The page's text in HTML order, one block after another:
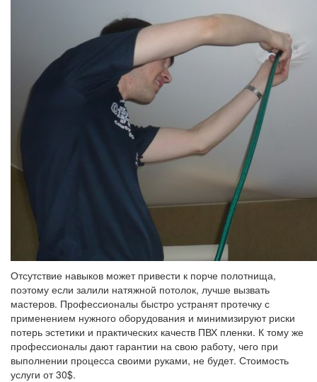
Отсутствие навыков может привести к порче полотнища,
поэтому если залили натяжной потолок, лучше вызвать
мастеров. Профессионалы быстро устранят протечку с
применением нужного оборудования и минимизируют риски
потерь эстетики и практических качеств ПВХ пленки. К тому же
профессионалы дают гарантии на свою работу, чего при
выполнении процесса своими руками, не будет. Стоимость
услуги от 30$.